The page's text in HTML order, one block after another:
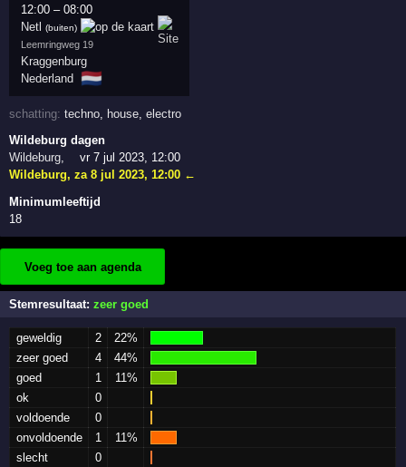
12:00 –08:00
Netl
(buiten)
Leemringweg 19
Kraggenburg
Nederland
🇳🇱
schatting:techno, house,electro
Wildeburg dagen
Wildeburg,
vr 7 jul 2023, 12:00
Wildeburg,za 8 jul 2023, 12:00 ←
Minimumleeftijd
18
Voeg toe aan agenda
Stemresultaat:zeer goed
geweldig 2
22%
zeer goed
4
44%
goed
1
11%
ok
0
voldoende
0
onvoldoende
1
11%
slecht
0